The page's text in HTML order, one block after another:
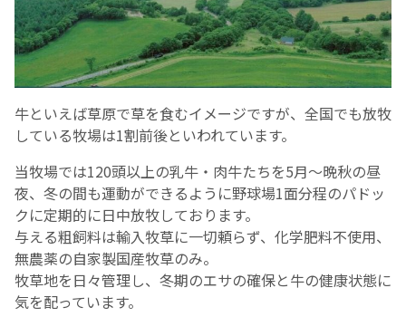
牛といえば草原で草を食むイメージですが、全国でも放牧
している牧場は1割前後といわれています。
当牧場では120頭以上の乳牛・肉牛たちを5月～晩秋の昼
夜、冬の間も運動ができるように野球場1面分程のパドッ
クに定期的に日中放牧しております。
与える粗飼料は輸入牧草に一切頼らず、化学肥料不使用、
無農薬の自家製国産牧草のみ。
牧草地を日々管理し、冬期のエサの確保と牛の健康状態に
気を配っています。